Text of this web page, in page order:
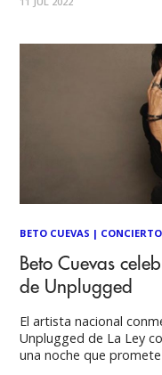
20 años del lanzamiento
BETO CUEVAS |
Beto Cuevas
de Unplugged
El artista nacional
Unplugged de La Ley
una noche que promete ser